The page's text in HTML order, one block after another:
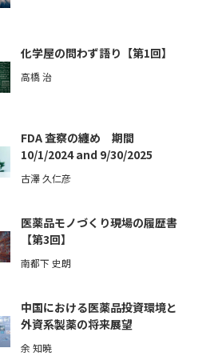
化学屋の問わず語り【第1回】
高橋 治
FDA 査察の纏め 期間
10/1/2024 and 9/30/2025
古澤 久仁彦
医薬品モノづくり現場の履歴書
【第3回】
南都下 史朗
中国における医薬品投資環境と
外資系製薬の将来展望
余 知暁